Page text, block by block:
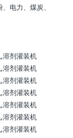
电力、煤炭、